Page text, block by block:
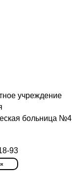
93
учреждение
больница №4